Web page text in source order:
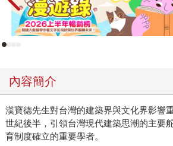
這般陸續出版了《漢寶德談建築》《漢
書。總計我所編輯的漢先生十一本著作
刊行簡體版。在過程中，每每因為文章
本書，初始整理蒐集的文章甚多，為了
的份量，乃將內容專注於台灣當代。
〈台灣當前建築藝術之評估〉，是漢先
灣建築觀察的重要文獻之一，原收錄於
錄》，由國立歷史博物館於一九九五年
內容簡介
漢寶德先生對台灣的建築界與文化界影響
世紀後半，引領台灣現代建築思潮的主要
育制度確立的重要學者。